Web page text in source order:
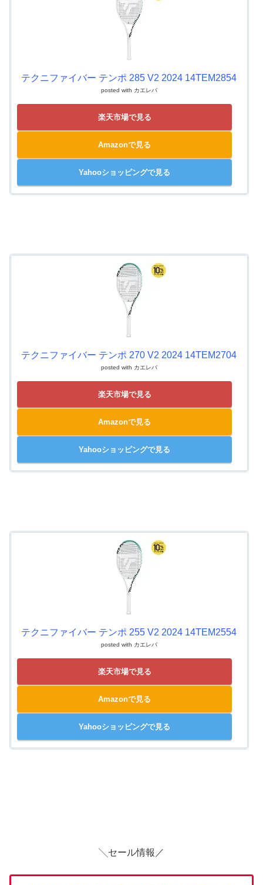
テクニファイバー テンポ 285 V2 2024 14TEM2854
posted with カエレバ
楽天市場で見る
Amazonで見る
Yahooショッピングで見る
テクニファイバー テンポ 270 V2 2024 14TEM2704
posted with カエレバ
楽天市場で見る
Amazonで見る
Yahooショッピングで見る
テクニファイバー テンポ 255 V2 2024 14TEM2554
posted with カエレバ
楽天市場で見る
Amazonで見る
Yahooショッピングで見る
╲セール情報／